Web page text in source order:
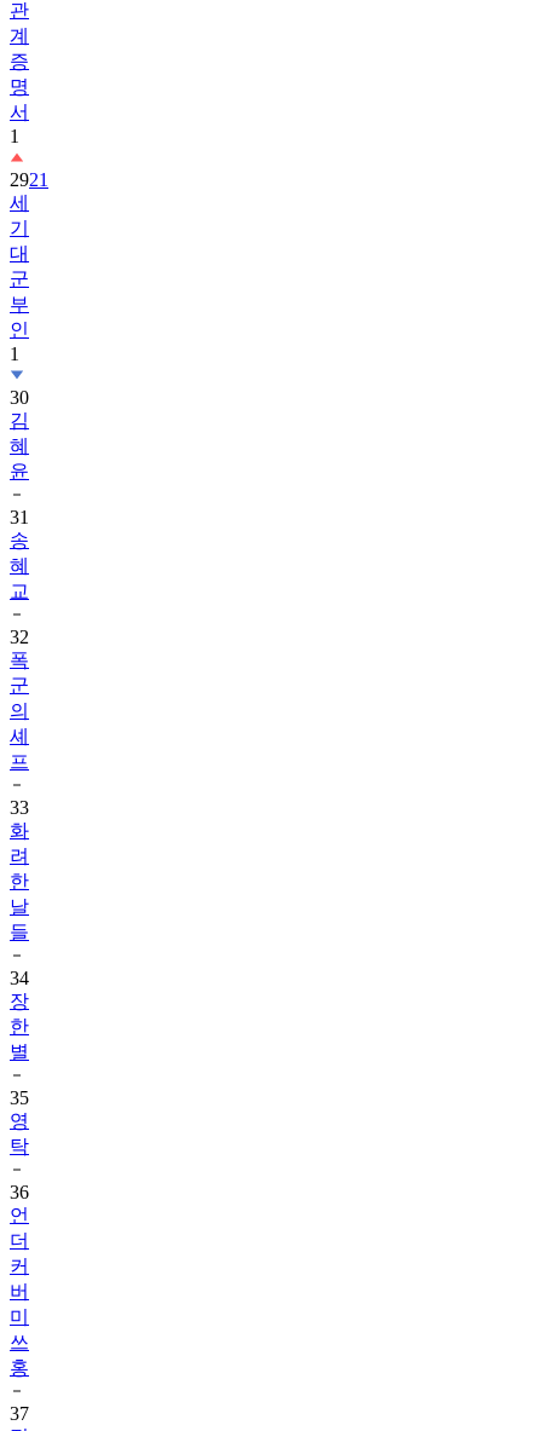
관
계
증
명
서
1
2921
세
기
대
군
부
인
1
30
김
혜
윤
31
송
혜
교
32
폭
군
의
셰
프
33
화
려
한
날
들
34
장
한
별
35
영
탁
36
언
더
커
버
미
쓰
홍
37